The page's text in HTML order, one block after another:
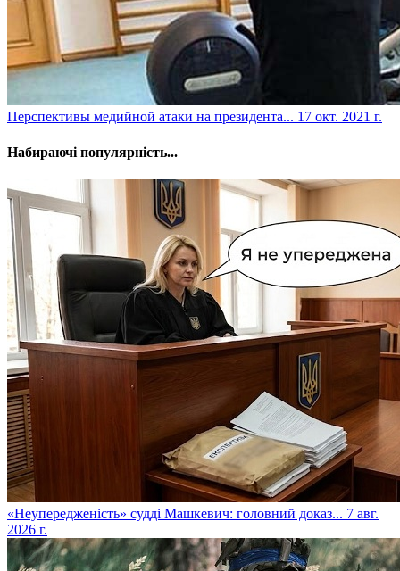
​Перспективы медийной атаки на президента... 17 окт. 2021 г.
Набираючі популярність...
​«Неупередженість» судді Машкевич: головний доказ... 7 авг.
2026 г.